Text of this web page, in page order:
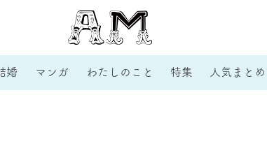
婚 マンガ わたしのこと 特集 人気まとめ